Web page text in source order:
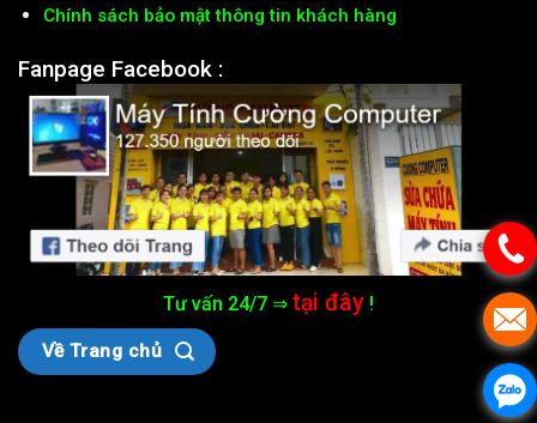
Chính sách bảo mật thông tin khách hàng
Fanpage Facebook :
Tư vấn 24/7 ⇒ tại đây !
Về Trang chủ